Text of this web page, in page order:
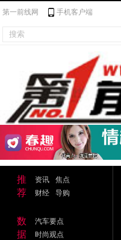
第一前线网 手机客户端
推
荐
资讯
焦点
财经
导购
数
据
汽车要点
时尚观点